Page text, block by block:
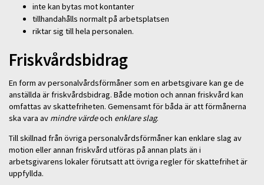
inte kan bytas mot kontanter
tillhandahålls normalt på arbetsplatsen
riktar sig till hela personalen.
Friskvårdsbidrag
En form av personalvårdsförmåner som en arbetsgivare kan ge de
anställda är friskvårdsbidrag. Både motion och annan friskvård kan
omfattas av skattefriheten. Gemensamt för båda är att förmånerna
ska vara av mindre värdeoch enklare slag.
Till skillnad från övriga personalvårdsförmåner kan enklare slag av
motion eller annan friskvård utföras på annan plats än i
arbetsgivarens lokaler förutsatt att övriga regler för skattefrihet är
uppfyllda.